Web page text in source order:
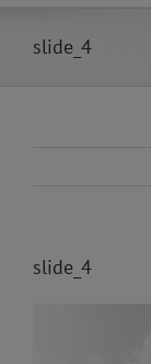
slide_4
slide_4